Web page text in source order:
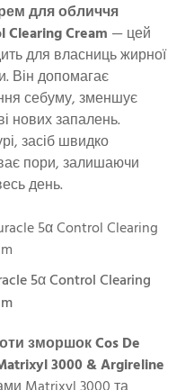
для обличчя
Clearing Cream — цей
для власниць жирної
Він допомагає
себуму, зменшує
нових запалень.
засіб швидко
пори, залишаючи
день.
5α Control Clearing
зморшок Cos De
3000 & Argireline